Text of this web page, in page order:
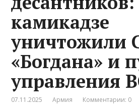
камикадзе
уничтожили
«Богдана» и
управления
07.11.2025 Армия Комментарии: 0